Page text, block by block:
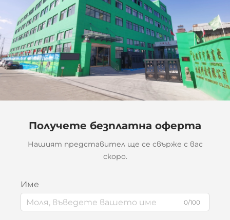
Получете безплатна оферта
Нашият представител ще се свърже с вас
скоро.
Име
0/100